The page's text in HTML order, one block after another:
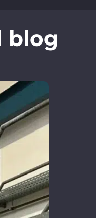
blog